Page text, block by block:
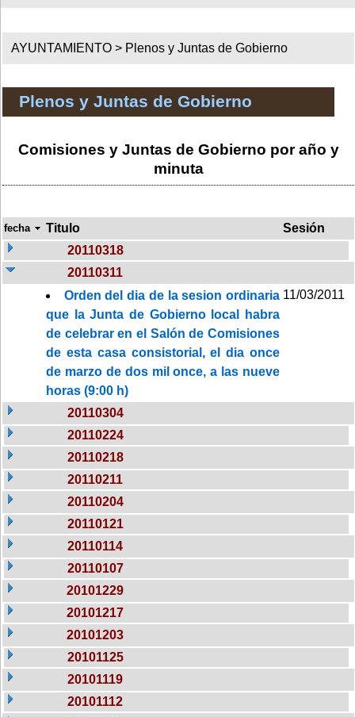
AYUNTAMIENTO > Plenos y Juntas de Gobierno
Plenos y Juntas de Gobierno
Comisiones y Juntas de Gobierno por año y
minuta
fecha Titulo
Sesión
20110318
20110311
Orden del dia de la sesion ordinaria
que la Junta de Gobierno local habra
de celebrar en el Salón de Comisiones
de esta casa consistorial, el dia once
de marzo de dos mil once, a las nueve
horas (9:00 h)
11/03/2011
20110304
20110224
20110218
20110211
20110204
20110121
20110114
20110107
20101229
20101217
20101203
20101125
20101119
20101112